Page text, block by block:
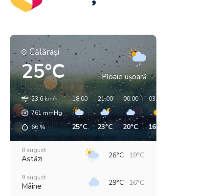
Călăraşi
25°C Ploaie ușoară
23.6 km/h
761mmHg
66 %
18:00
25°C
21:00
23°C
00:00
20°C
03:00
16°C
8 august
Astăzi 26°C 19°C
9 august
Mâine 29°C 16°C